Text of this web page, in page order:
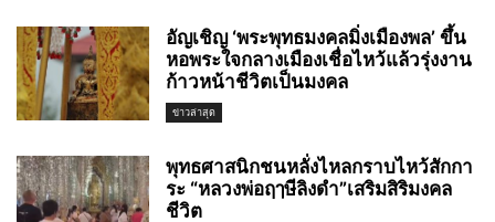
อัญเชิญ ‘พระพุทธมงคลมิ่งเมืองพล’ ขึ้น
หอพระใจกลางเมืองเชื่อไหว้แล้วรุ่งงาน
ก้าวหน้าชีวิตเป็นมงคล
ข่าวล่าสุด
พุทธศาสนิกชนหลั่งไหลกราบไหว้สักกา
ระ “หลวงพ่อฤๅษีลิงดำ”เสริมสิริมงคล
ชีวิต